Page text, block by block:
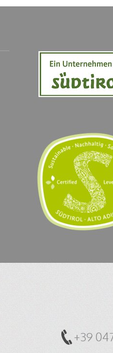
+39